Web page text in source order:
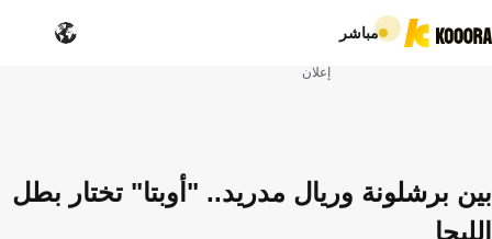
مباشر
إعلان
بين برشلونة وريال مدريد.. "أوبتا" تختار بطل
الليجا